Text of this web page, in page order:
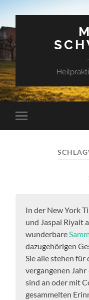
Mobile-
Menü
In der New York
und Jaspal Riyait
wunderbare
dazugehörigen
Sie alle stehen für
vergangenen
sind an oder mit
gesammelten